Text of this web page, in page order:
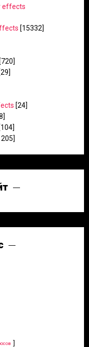
effects
[15332]
[720]
[29]
[24]
[104]
]